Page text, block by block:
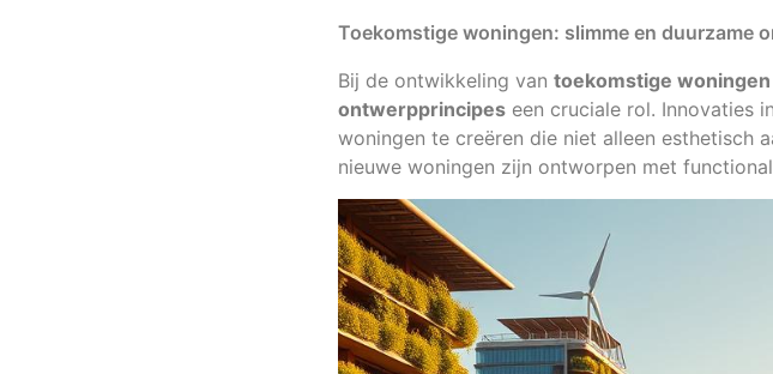
Toekomstige woningen: slimme en duurzame
Bij de ontwikkeling van toekomstige woningen
ontwerpprincipes een cruciale rol. Innovaties
woningen te creëren die niet alleen esthetisch
nieuwe woningen zijn ontworpen met